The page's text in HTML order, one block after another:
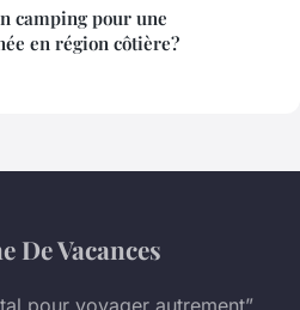
camping pour une
en région côtière?
De Vacances
pour voyager autrement”